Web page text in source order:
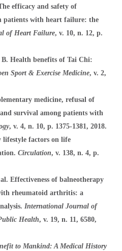
efficacy and safety of
patients with heart failure: the
of Heart Failure, v. 10, n. 12, p.
Health benefits of Tai Chi:
Sport & Exercise Medicine, v. 2,
medicine, refusal of
survival among patients with
, v. 4, n. 10, p. 1375-1381, 2018.
factors on life
Circulation, v. 138, n. 4, p.
Effectiveness of balneotherapy
rheumatoid arthritis: a
International Journal of
Health, v. 19, n. 11, 6580,
to Mankind: A Medical History